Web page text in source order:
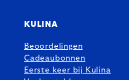
KULINA
Beoordelingen
Cadeaubonnen
Eerste keer bij Kulina